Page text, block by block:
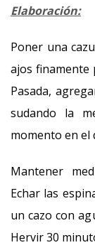
Elaboración:
Poner una
ajos finamente
Pasada,
sudando la
momento en el
Mantener
Echar las
un cazo con
Hervir 30